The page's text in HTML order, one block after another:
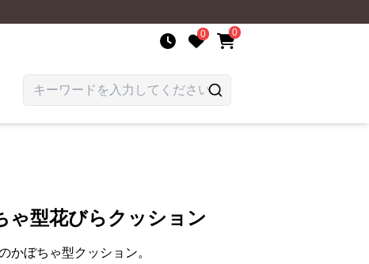
0 0
ゃ型花びらクッション
かぼちゃ型クッション。